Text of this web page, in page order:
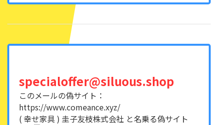
specialoffer@siluous.shop
このメールの偽サイト：
https://www.comeance.xyz/
( 幸せ家具 ) 圭子友枝株式会社 と名乗る偽サイト